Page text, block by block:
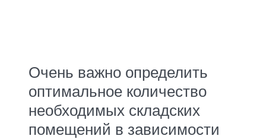
Очень важно определить
оптимальное количество
необходимых складских
помещений в зависимости